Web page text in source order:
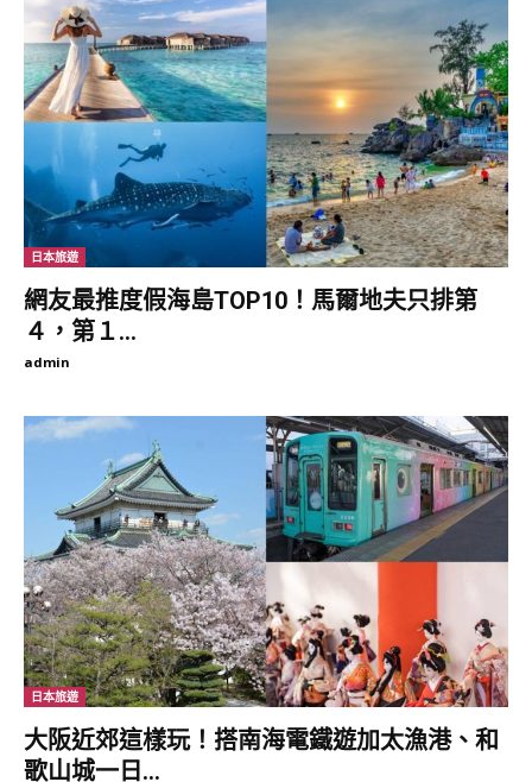
攝)
1920年代以東武鐵道和東京都串聯，交通便利性大為提升，東京
遊客蜂擁而至，遊客搭乘特急列車來到「鬼怒川溫泉站」，一下車
就直接進入溫泉區。
2006年車站進行大整修，改裝後的鬼怒川溫泉站，以木造基底搭
配紫藍色系的暖簾，營造出溫泉的溫暖與古意；大大「鬼」字更成
為代表當地的顯眼標誌。
鬼怒川溫泉車站的設立，讓東京遊客蜂擁而至。(東尼叔 攝)
鬼怒川溫泉站正門口的「鬼怒太」陶像，是栃木縣的陶藝家藤原郁
三於2003年的創作，也就此成為鬼怒川溫泉的代表形象。頭生尖
角、血盆大口、獠牙外露、手持巨大狼牙棒，鬼怒太兇狠的模樣成
為鬼怒川溫泉的商機，許多商家都能看到相關形象的產品。
鬼怒太是鬼怒川溫泉的代表形象，週邊紀念品都能看到其圖案。
(東尼叔 攝)
鬼怒川不怒而威且秋意盎然 登上懸崖
楯岩頂端可鳥瞰溫泉區
「鬼怒川」平日看似悠悠靜靜，但自古便因洪水泛濫「兇猛狂暴如
鬼之怒」而得其名。當地以鬼怒川河道為中心向外發展，河道兩岸
興建了約80間以上的溫泉旅館，秋季於河岸邊的旅館內，打開窗戶
就能看到紅葉滿山谷的美景。
鬼怒川溫泉的飯店沿著河道建立，河岸一側的房間特別搶手。(東
日本旅遊
網友最推度假海島TOP10！馬爾地夫只排第
４，第１...
admin
日本旅遊
大阪近郊這樣玩！搭南海電鐵遊加太漁港、和
歌山城一日...